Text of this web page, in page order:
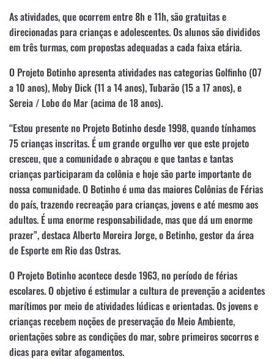
As atividades, que ocorrem entre 8h e 11h, são gratuitas e
direcionadas para crianças e adolescentes. Os alunos são divididos
em três turmas, com propostas adequadas a cada faixa etária.
O Projeto Botinho apresenta atividades nas categorias Golfinho (07
a 10 anos), Moby Dick (11 a 14 anos), Tubarão (15 a 17 anos), e
Sereia / Lobo do Mar (acima de 18 anos).
“Estou presente no Projeto Botinho desde 1998, quando tínhamos
75 crianças inscritas. É um grande orgulho ver que este projeto
cresceu, que a comunidade o abraçou e que tantas e tantas
crianças participaram da colônia e hoje são parte importante de
nossa comunidade. O Botinho é uma das maiores Colônias de Férias
do país, trazendo recreação para crianças, jovens e até mesmo aos
adultos. É uma enorme responsabilidade, mas que dá um enorme
prazer”, destaca Alberto Moreira Jorge, o Betinho, gestor da área
de Esporte em Rio das Ostras.
O Projeto Botinho acontece desde 1963, no período de férias
escolares. O objetivo é estimular a cultura de prevenção a acidentes
marítimos por meio de atividades lúdicas e orientadas. Os jovens e
crianças recebem noções de preservação do Meio Ambiente,
orientações sobre as condições do mar, sobre primeiros socorros e
dicas para evitar afogamentos.